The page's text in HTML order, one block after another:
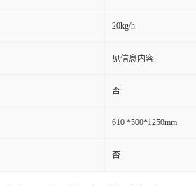
20kg/h
见信息内容
否
610 *500*1250mm
否